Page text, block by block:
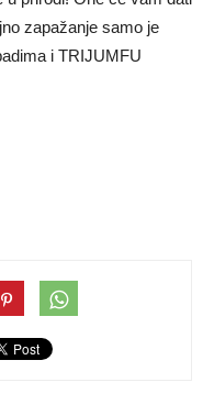
zapažanje samo je
i TRIJUMFU